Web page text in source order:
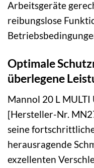
Arbeitsgeräte
reibungslose
Optimale
überlegene
Mannol 20 L
[Hersteller-Nr.
seine
herausragende
exzellenten